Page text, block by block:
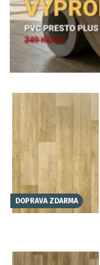
DOPRAVA ZDARMA